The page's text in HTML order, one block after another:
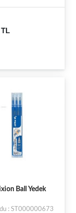
TL
Ball Yedek
: ST000000673